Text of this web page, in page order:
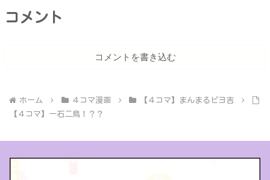
コメント
コメントを書き込む
ホーム ４コマ漫画
【４コマ】まんまるピヨ吉
【４コマ】一石二鳥！？？